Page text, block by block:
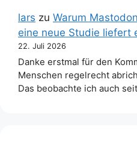
lars zu Warum
eine neue Studie liefert
22. Juli 2026
Danke erstmal für den
Menschen regelrecht
Das beobachte ich auch